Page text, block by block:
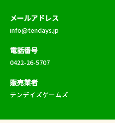
メールアドレス
info@tendays.jp
電話番号
0422-26-5707
販売業者
テンデイズゲームズ